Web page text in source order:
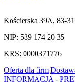
Kościerska 39A, 83-
NIP: 589 174 20 35
KRS: 0000371776
Oferta dla firm
INFORMACJA -